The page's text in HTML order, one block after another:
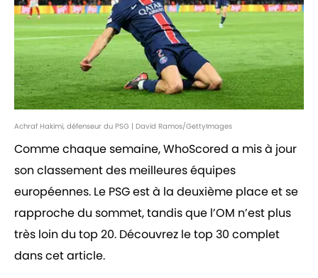
Achraf Hakimi, défenseur du PSG | David Ramos/GettyImages
Comme chaque semaine, WhoScored a mis à jour
son classement des meilleures équipes
européennes. Le PSG est à la deuxième place et se
rapproche du sommet, tandis que l’OM n’est plus
très loin du top 20. Découvrez le top 30 complet
dans cet article.